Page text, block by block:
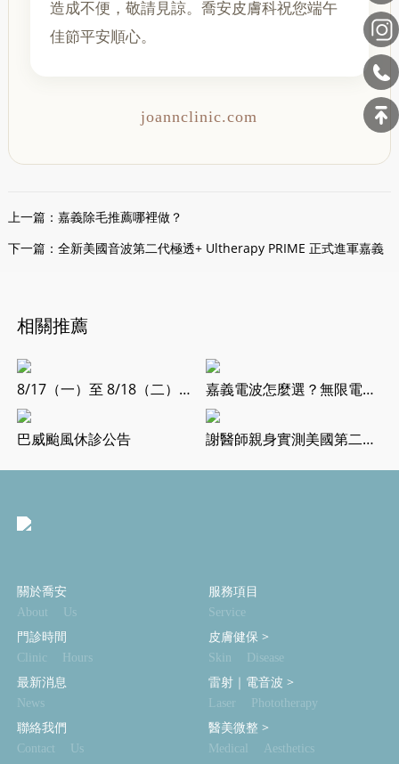
造成不便，敬請見諒。喬安皮膚科祝您端午
佳節平安順心。
joannclinic.com
上一篇： 嘉義除毛推薦哪裡做？
下一篇： 全新美國音波第二代極透+ Ultherapy PRIME 正式進軍嘉義
相關推薦
8/17（一）至 8/18（二）門診異動··· 嘉義電波怎麼選？無限電波、音波拉提差在哪
巴威颱風休診公告 謝醫師親身實測美國第二代音波極透+全紀錄
關於喬安
About Us
門診時間
Clinic Hours
最新消息
News
聯絡我們
Contact Us
服務項目
Service
皮膚健保 >
Skin Disease
雷射｜電音波 >
Laser Phototherapy
醫美微整 >
Medical Aesthetics